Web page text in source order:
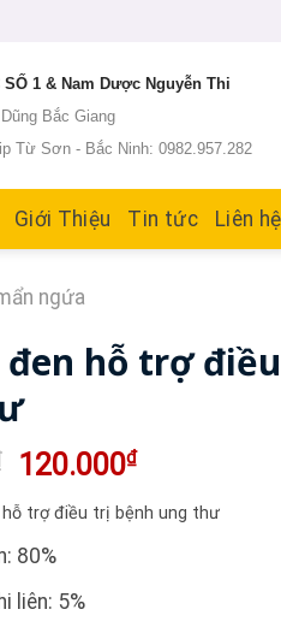
SỐ 1 & Nam Dược Nguyễn Thi
Bắc Giang
Từ Sơn - Bắc Ninh: 0982.957.282
Giới Thiệu Tin tức Liên hệ
ngứa
đen hỗ trợ
Giá
là:
150.000₫.
120.000₫Giá
tại
trợ điều trị bệnh ung thư
80%
liên: 5%